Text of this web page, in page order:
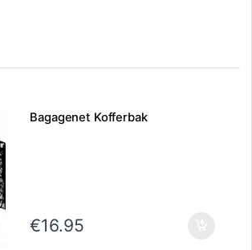
Bagagenet Kofferbak
€16.95